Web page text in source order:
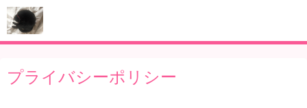
プライバシーポリシー